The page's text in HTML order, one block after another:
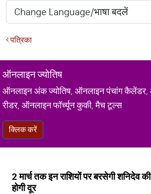
पत्रिका
ऑनलाइन ज्योतिष
ऑनलाइन अंक ज्योतिष, ऑनलाइन पंचांग कैलेंडर,
रीडर, ऑनलाइन फॉर्च्यून कुकी, मैच टूल्स
क्लिक करें
2 मार्च तक इन राशियों पर बरसेगी शनिदेव
होगी दूर